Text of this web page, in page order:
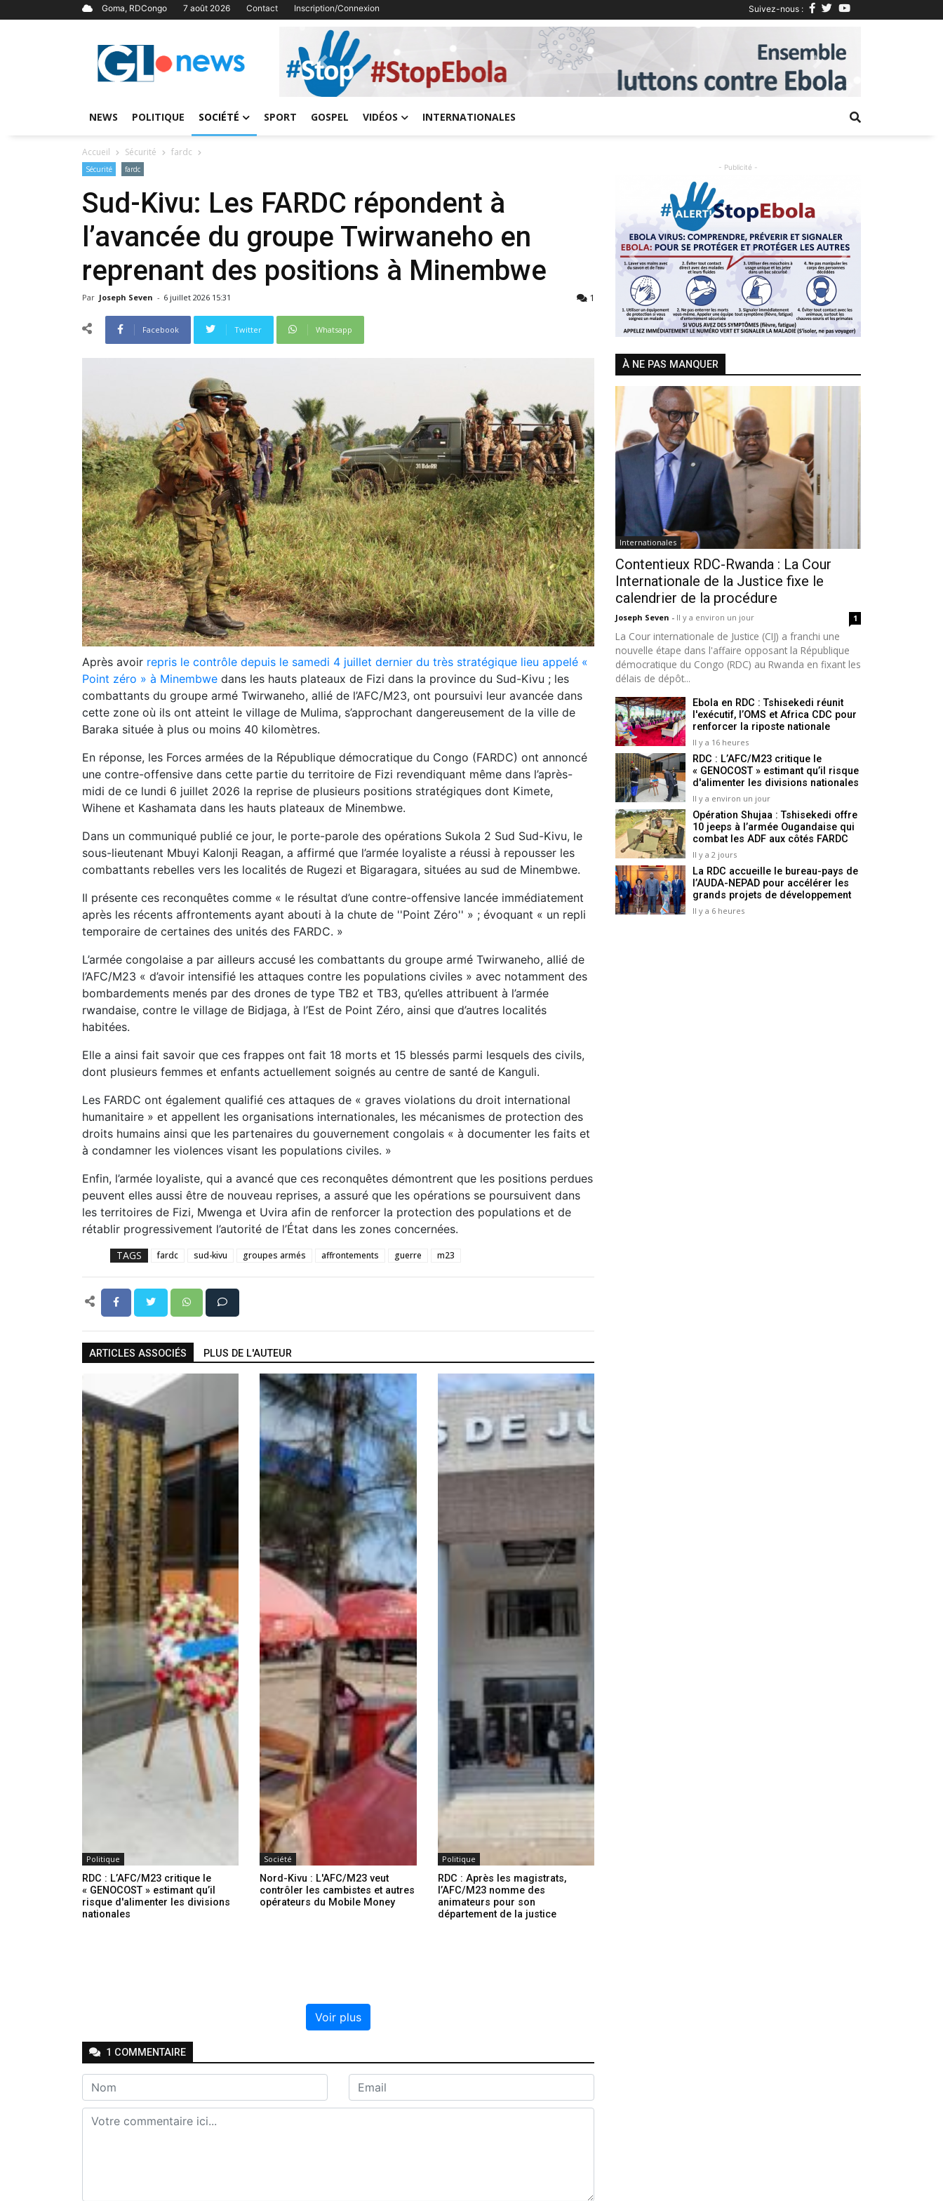
Goma, RDCongo 7 août 2026 Contact Inscription/Connexion Suivez-nous :
Previous Next
NEWS POLITIQUE SOCIÉTÉ SPORT GOSPEL VIDÉOS INTERNATIONALES
Accueil Sécurité fardc
Sécurité fardc
Sud-Kivu: Les FARDC répondent à
l’avancée du groupe Twirwaneho en
reprenant des positions à Minembwe
Par Joseph Seven - 6 juillet 2026 15:31 1
Facebook Twitter Whatsapp
Après avoir repris le contrôle depuis le samedi 4 juillet dernier du très stratégique lieu appelé «
Point zéro » à Minembwe dans les hauts plateaux de Fizi dans la province du Sud-Kivu ; les
combattants du groupe armé Twirwaneho, allié de l’AFC/M23, ont poursuivi leur avancée dans
cette zone où ils ont atteint le village de Mulima, s’approchant dangereusement de la ville de
Baraka située à plus ou moins 40 kilomètres.
En réponse, les Forces armées de la République démocratique du Congo (FARDC) ont annoncé
une contre-offensive dans cette partie du territoire de Fizi revendiquant même dans l’après-
midi de ce lundi 6 juillet 2026 la reprise de plusieurs positions stratégiques dont Kimete,
Wihene et Kashamata dans les hauts plateaux de Minembwe.
Dans un communiqué publié ce jour, le porte-parole des opérations Sukola 2 Sud Sud-Kivu, le
sous-lieutenant Mbuyi Kalonji Reagan, a affirmé que l’armée loyaliste a réussi à repousser les
combattants rebelles vers les localités de Rugezi et Bigaragara, situées au sud de Minembwe.
Il présente ces reconquêtes comme « le résultat d’une contre-offensive lancée immédiatement
après les récents affrontements ayant abouti à la chute de ''Point Zéro'' » ; évoquant « un repli
temporaire de certaines des unités des FARDC. »
L’armée congolaise a par ailleurs accusé les combattants du groupe armé Twirwaneho, allié de
l’AFC/M23 « d’avoir intensifié les attaques contre les populations civiles » avec notamment des
bombardements menés par des drones de type TB2 et TB3, qu’elles attribuent à l’armée
rwandaise, contre le village de Bidjaga, à l’Est de Point Zéro, ainsi que d’autres localités
habitées.
Elle a ainsi fait savoir que ces frappes ont fait 18 morts et 15 blessés parmi lesquels des civils,
dont plusieurs femmes et enfants actuellement soignés au centre de santé de Kanguli.
Les FARDC ont également qualifié ces attaques de « graves violations du droit international
humanitaire » et appellent les organisations internationales, les mécanismes de protection des
droits humains ainsi que les partenaires du gouvernement congolais « à documenter les faits et
à condamner les violences visant les populations civiles. »
Enfin, l’armée loyaliste, qui a avancé que ces reconquêtes démontrent que les positions perdues
peuvent elles aussi être de nouveau reprises, a assuré que les opérations se poursuivent dans
les territoires de Fizi, Mwenga et Uvira afin de renforcer la protection des populations et de
rétablir progressivement l’autorité de l’État dans les zones concernées.
TAGS fardc sud-kivu groupes armés affrontements guerre m23
ARTICLES ASSOCIÉS PLUS DE L'AUTEUR
Politique
RDC : L’AFC/M23 critique le
« GENOCOST » estimant qu’il
risque d'alimenter les divisions
nationales
Société
Nord-Kivu : L'AFC/M23 veut
contrôler les cambistes et autres
opérateurs du Mobile Money
Politique
RDC : Après les magistrats,
l’AFC/M23 nomme des
animateurs pour son
département de la justice
Voir plus
1 COMMENTAIRE
- Publicité -
Previous Next
À NE PAS MANQUER
Internationales
Contentieux RDC-Rwanda : La Cour
Internationale de la Justice fixe le
calendrier de la procédure
Joseph Seven - Il y a environ un jour 1
La Cour internationale de Justice (CIJ) a franchi une
nouvelle étape dans l'affaire opposant la République
démocratique du Congo (RDC) au Rwanda en fixant les
délais de dépôt...
Ebola en RDC : Tshisekedi réunit
l'exécutif, l’OMS et Africa CDC pour
renforcer la riposte nationale
Il y a 16 heures
RDC : L’AFC/M23 critique le
« GENOCOST » estimant qu’il risque
d'alimenter les divisions nationales
Il y a environ un jour
Opération Shujaa : Tshisekedi offre
10 jeeps à l’armée Ougandaise qui
combat les ADF aux côtés FARDC
Il y a 2 jours
La RDC accueille le bureau-pays de
l’AUDA-NEPAD pour accélérer les
grands projets de développement
Il y a 6 heures